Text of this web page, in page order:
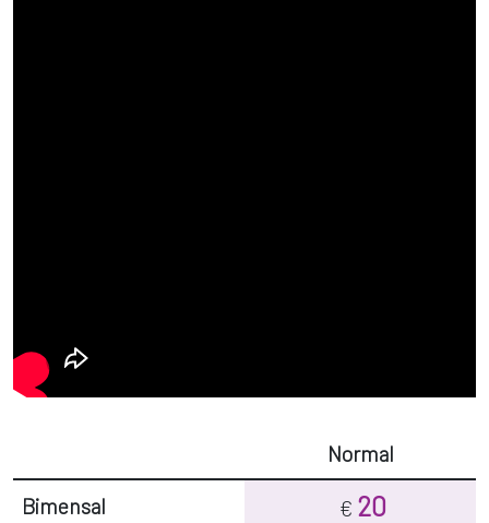
Normal
Bimensal € 20